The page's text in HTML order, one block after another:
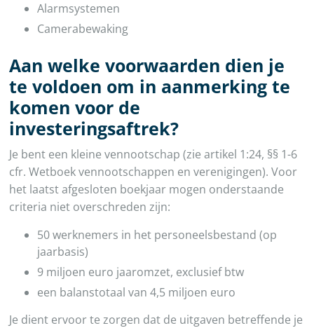
Alarmsystemen
Camerabewaking
Aan welke voorwaarden dien je
te voldoen om in aanmerking te
komen voor de
investeringsaftrek?
Je bent een kleine vennootschap (zie artikel 1:24, §§ 1-6
cfr. Wetboek vennootschappen en verenigingen). Voor
het laatst afgesloten boekjaar mogen onderstaande
criteria niet overschreden zijn:
50 werknemers in het personeelsbestand (op
jaarbasis)
9 miljoen euro jaaromzet, exclusief btw
een balanstotaal van 4,5 miljoen euro
Je dient ervoor te zorgen dat de uitgaven betreffende je